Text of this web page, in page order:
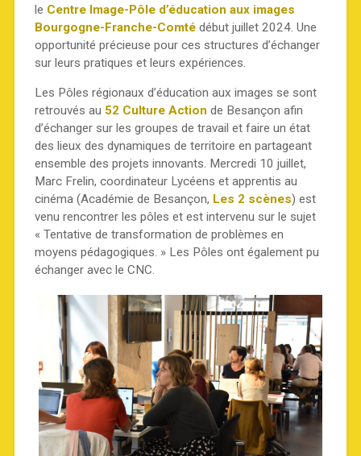
le Centre Image-Pôle d’éducation aux images
Bourgogne-Franche-Comtédébut juillet 2024. Une
opportunité précieuse pour ces structures d’échanger
sur leurs pratiques et leurs expériences.
Les Pôles régionaux d’éducation aux images se sont
retrouvés au 52 Culture Action de Besançon afin
d’échanger sur les groupes de travail et faire un état
des lieux des dynamiques de territoire en partageant
ensemble des projets innovants. Mercredi 10 juillet,
Marc Frelin, coordinateur Lycéens et apprentis au
cinéma (Académie de Besançon, Les 2 scènes) est
venu rencontrer les pôles et est intervenu sur le sujet
« Tentative de transformation de problèmes en
moyens pédagogiques. » Les Pôles ont également pu
échanger avec le CNC.